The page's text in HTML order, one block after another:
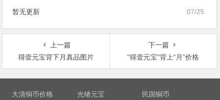
07/25
暂无更新
上一篇
得壹元宝背下月真品图片
下一篇
“得壹元宝”背上“月”价格
文
大清铜币价格 光绪元宝 民国铜币